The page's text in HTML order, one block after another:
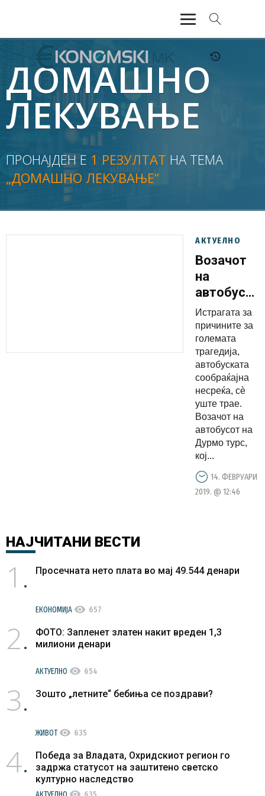
АКТУЕЛНО
ЕКОНОМИЈА
ФИНАНСИИ
БАНКАРСТВО
ЖИВОТ
МОЗАИК
ДОМАШНО
ЛЕКУВАЊЕ
ПРОНАЈДЕН Е 1 РЕЗУЛТАТ НА ТЕМА
„ДОМАШНО ЛЕКУВАЊЕ“
АКТУЕЛНО
Возачот
на
автобусот
е пуштен
на
домашно
лекување,
бил
свесен
цело
време
Истрагата за
причините за
големата
трагедија,
автобуската
сообраќајна
несреќа, сѐ
уште трае.
Возачот на
автобусот на
Дурмо турс,
кој...
14. ФЕВРУАРИ
2019. @ 12:46
НАЈЧИТАНИ ВЕСТИ
1 Просечната нето плата во мај 49.544 денари
ЕКОНОМИЈА visibility 657
2
ФОТО: Запленет златен накит вреден 1,3
милиони денари
АКТУЕЛНО visibility 654
3 Зошто „летните“ бебиња се поздрави?
ЖИВОТvisibility 635
4
Победа за Владата, Охридскиот регион го
задржа статусот на заштитено светско
културно наследство